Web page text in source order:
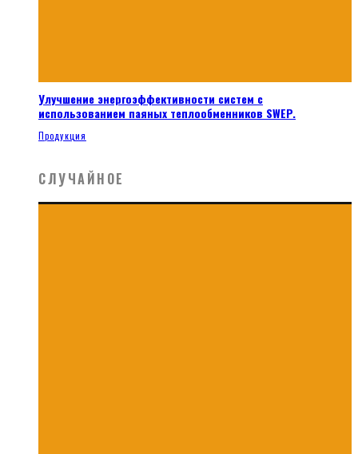
Улучшение энергоэффективности систем с
использованием паяных теплообменников SWEP.
Продукция
СЛУЧАЙНОЕ